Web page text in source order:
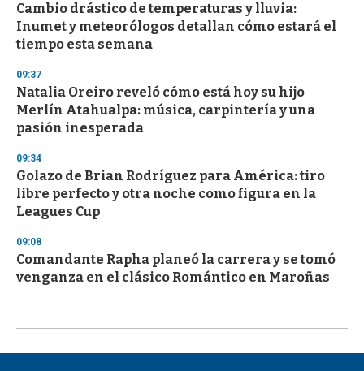
Cambio drástico de temperaturas y lluvia:
Inumet y meteorólogos detallan cómo estará el
tiempo esta semana
09:37
Natalia Oreiro reveló cómo está hoy su hijo
Merlín Atahualpa: música, carpintería y una
pasión inesperada
09:34
Golazo de Brian Rodríguez para América: tiro
libre perfecto y otra noche como figura en la
Leagues Cup
09:08
Comandante Rapha planeó la carrera y se tomó
venganza en el clásico Romántico en Maroñas